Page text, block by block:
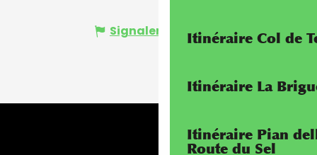
Itinéraire Col de
Itinéraire La
Itinéraire Pian
Route du Sel
Signaler une erreur